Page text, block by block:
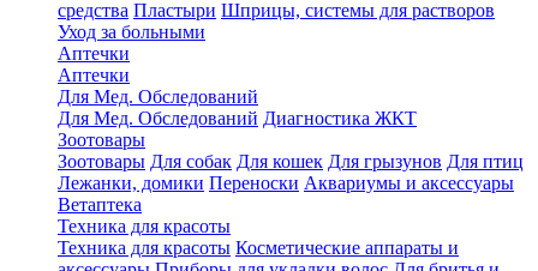
средства Пластыри Шприцы, системы для растворов
Уход за больными
Аптечки
Аптечки
Для Мед. Обследований
Для Мед. Обследований Диагностика ЖКТ
Зоотовары
Зоотовары Для собак Для кошек Для грызунов Для птиц
Лежанки, домики Переноски Аквариумы и аксессуары
Ветаптека
Техника для красоты
Техника для красоты Косметические аппараты и